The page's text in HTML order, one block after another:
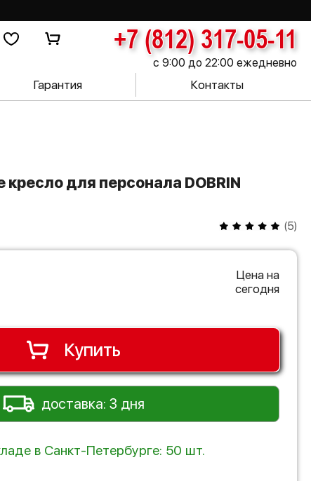
+7 (812) 317-05-11
с 9:00 до 22:00 ежедневно
Гарантия Контакты
(5)
Цена на
сегодня
Купить
доставка: 3 дня
в Санкт-Петербурге: 50 шт.